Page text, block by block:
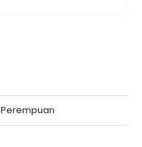
Perempuan